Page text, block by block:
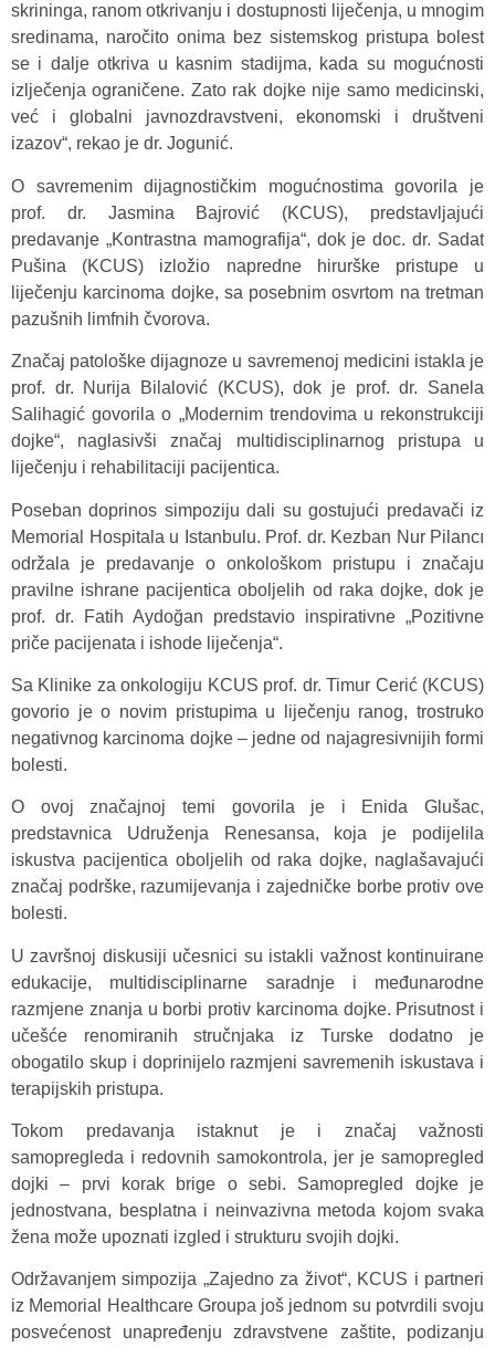
skrininga, ranom otkrivanju i dostupnosti liječenja, u mnogim
sredinama, naročito onima bez sistemskog pristupa bolest
se i dalje otkriva u kasnim stadijma, kada su mogućnosti
izlječenja ograničene. Zato rak dojke nije samo medicinski,
već i globalni javnozdravstveni, ekonomski i društveni
izazov“, rekao je dr. Jogunić.
O savremenim dijagnostičkim mogućnostima govorila je
prof. dr. Jasmina Bajrović (KCUS), predstavljajući
predavanje „Kontrastna mamografija“, dok je doc. dr. Sadat
Pušina (KCUS) izložio napredne hirurške pristupe u
liječenju karcinoma dojke, sa posebnim osvrtom na tretman
pazušnih limfnih čvorova.
Značaj patološke dijagnoze u savremenoj medicini istakla je
prof. dr. Nurija Bilalović (KCUS), dok je prof. dr. Sanela
Salihagić govorila o „Modernim trendovima u rekonstrukciji
dojke“, naglasivši značaj multidisciplinarnog pristupa u
liječenju i rehabilitaciji pacijentica.
Poseban doprinos simpoziju dali su gostujući predavači iz
Memorial Hospitala u Istanbulu. Prof. dr. Kezban Nur Pilancı
održala je predavanje o onkološkom pristupu i značaju
pravilne ishrane pacijentica oboljelih od raka dojke, dok je
prof. dr. Fatih Aydoğan predstavio inspirativne „Pozitivne
priče pacijenata i ishode liječenja“.
Sa Klinike za onkologiju KCUS prof. dr. Timur Cerić (KCUS)
govorio je o novim pristupima u liječenju ranog, trostruko
negativnog karcinoma dojke – jedne od najagresivnijih formi
bolesti.
O ovoj značajnoj temi govorila je i Enida Glušac,
predstavnica Udruženja Renesansa, koja je podijelila
iskustva pacijentica oboljelih od raka dojke, naglašavajući
značaj podrške, razumijevanja i zajedničke borbe protiv ove
bolesti.
U završnoj diskusiji učesnici su istakli važnost kontinuirane
edukacije, multidisciplinarne saradnje i međunarodne
razmjene znanja u borbi protiv karcinoma dojke. Prisutnost i
učešće renomiranih stručnjaka iz Turske dodatno je
obogatilo skup i doprinijelo razmjeni savremenih iskustava i
terapijskih pristupa.
Tokom predavanja istaknut je i značaj važnosti
samopregleda i redovnih samokontrola, jer je samopregled
dojki – prvi korak brige o sebi. Samopregled dojke je
jednostvana, besplatna i neinvazivna metoda kojom svaka
žena može upoznati izgled i strukturu svojih dojki.
Održavanjem simpozija „Zajedno za život“, KCUS i partneri
iz Memorial Healthcare Groupa još jednom su potvrdili svoju
posvećenost unapređenju zdravstvene zaštite, podizanju